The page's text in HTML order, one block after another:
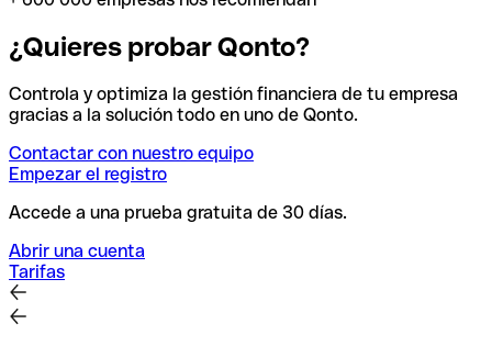
¿Quieres probar Qonto?
Controla y optimiza la gestión financiera de tu empresa
gracias a la solución todo en uno de Qonto.
Contactar con nuestro equipo
Empezar el registro
Accede a una prueba gratuita de 30 días.
Abrir una cuenta
Tarifas